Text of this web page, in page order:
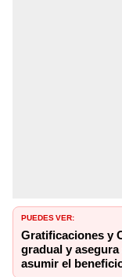
PUEDES VER:
Gratificaciones y
gradual y
asumir el